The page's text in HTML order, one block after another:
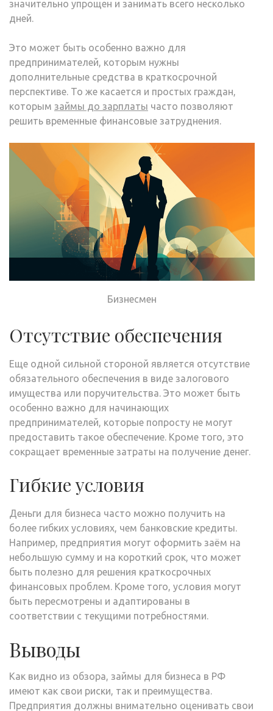
значительно упрощен и занимать всего несколько
дней.
Это может быть особенно важно для
предпринимателей, которым нужны
дополнительные средства в краткосрочной
перспективе. То же касается и простых граждан,
которым займы до зарплаты часто позволяют
решить временные финансовые затруднения.
Бизнесмен
Отсутствие обеспечения
Еще одной сильной стороной является отсутствие
обязательного обеспечения в виде залогового
имущества или поручительства. Это может быть
особенно важно для начинающих
предпринимателей, которые попросту не могут
предоставить такое обеспечение. Кроме того, это
сокращает временные затраты на получение денег.
Гибкие условия
Деньги для бизнеса часто можно получить на
более гибких условиях, чем банковские кредиты.
Например, предприятия могут оформить заём на
небольшую сумму и на короткий срок, что может
быть полезно для решения краткосрочных
финансовых проблем. Кроме того, условия могут
быть пересмотрены и адаптированы в
соответствии с текущими потребностями.
Выводы
Как видно из обзора, займы для бизнеса в РФ
имеют как свои риски, так и преимущества.
Предприятия должны внимательно оценивать свои